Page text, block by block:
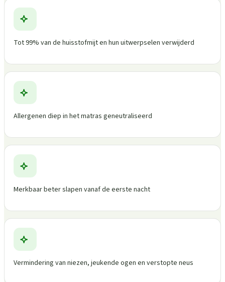
Tot 99% van de huisstofmijt en hun uitwerpselen verwijderd
Allergenen diep in het matras geneutraliseerd
Merkbaar beter slapen vanaf de eerste nacht
Vermindering van niezen, jeukende ogen en verstopte neus